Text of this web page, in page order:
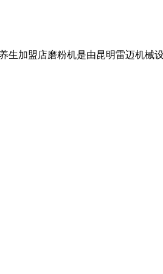
加盟店磨粉机是由昆明雷迈机械